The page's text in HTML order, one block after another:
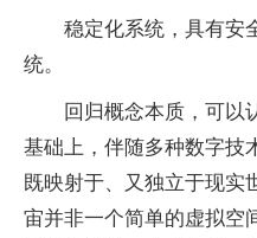
稳定化系统，具有安
统。
回归概念本质，可以
基础上，伴随多种数字技
既映射于、又独立于现实
宙并非一个简单的虚拟空